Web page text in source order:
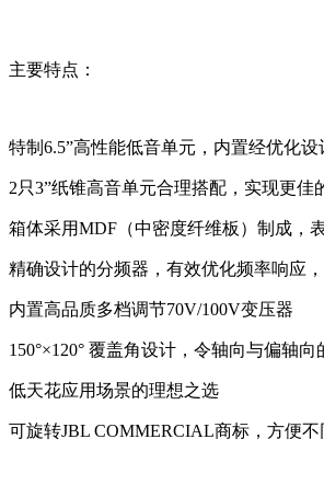
主要特点：
特制6.5”高性能低音单元，内置经优化
2只3”纸锥高音单元合理搭配，实现更佳
箱体采用MDF（中密度纤维板）制成，
精确设计的分频器，有效优化频率响应
内置高品质多档调节70V/100V变压器
150°×120° 覆盖角设计，令轴向与偏轴向
低天花应用场景的理想之选
可旋转JBL COMMERCIAL商标，方便